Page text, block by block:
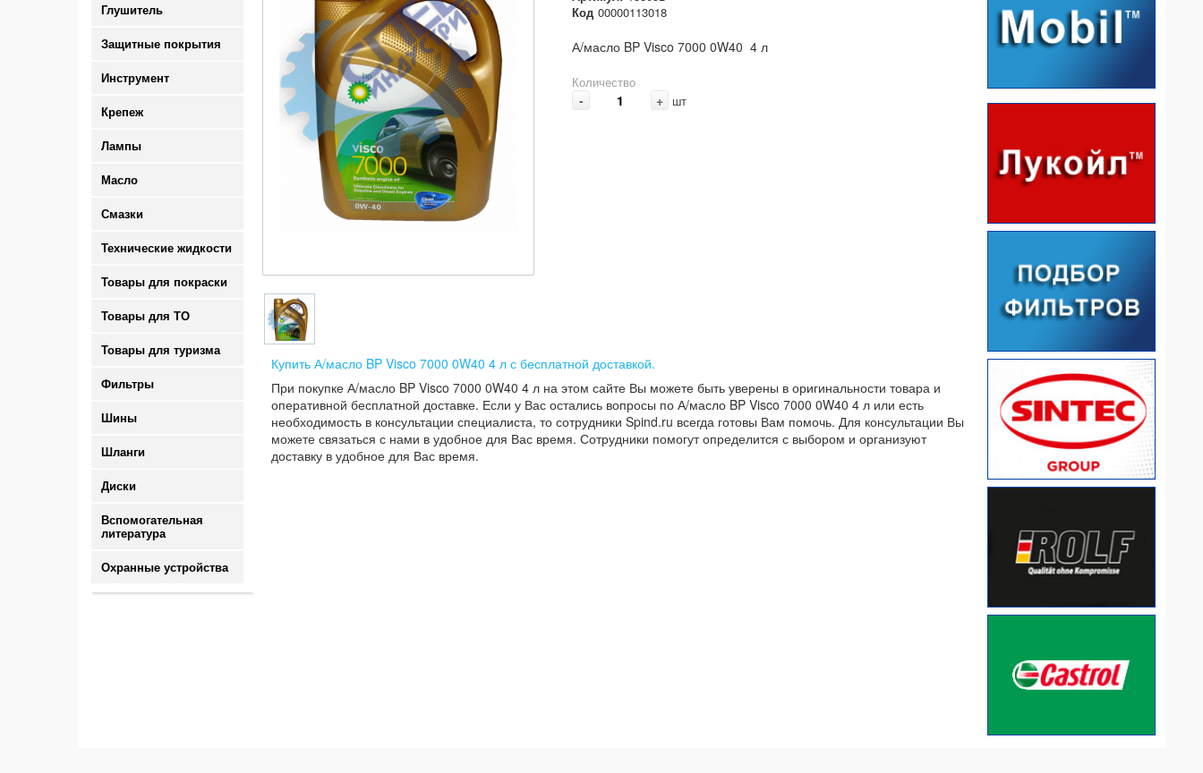
Глушитель
Защитные покрытия
Инструмент
Крепеж
Лампы
Масло
Смазки
Технические жидкости
Товары для покраски
Товары для ТО
Товары для туризма
Фильтры
Шины
Шланги
Диски
Вспомогательная
литература
Охранные устройства
Код 00000113018
А/масло BP Visco 7000 0W40 4 л
Количество
- + шт
Купить А/масло BP Visco 7000 0W40 4 л с бесплатной доставкой.
При покупке А/масло BP Visco 7000 0W40 4 л на этом сайте Вы можете быть уверены в оригинальности товара и
оперативной бесплатной доставке. Если у Вас остались вопросы по А/масло BP Visco 7000 0W40 4 л или есть
необходимость в консультации специалиста, то сотрудники Spind.ru всегда готовы Вам помочь. Для консультации Вы
можете связаться с нами в удобное для Вас время. Сотрудники помогут определится с выбором и организуют
доставку в удобное для Вас время.